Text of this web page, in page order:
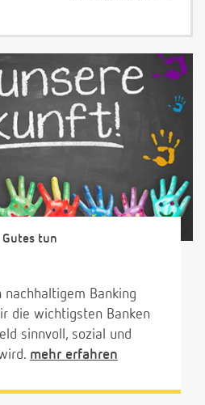
Gutes tun
Banking
die wichtigsten Banken
sinnvoll, sozial und
mehr erfahren